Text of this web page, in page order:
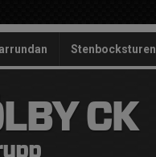
Stenbocksturen
CK